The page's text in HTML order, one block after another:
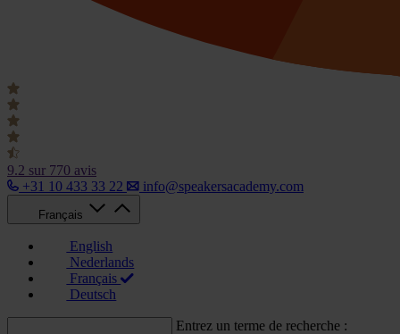
9.2 sur 770 avis
+31 10 433 33 22
info@speakersacademy.com
Français
English
Nederlands
Français
Deutsch
Entrez un terme de recherche :